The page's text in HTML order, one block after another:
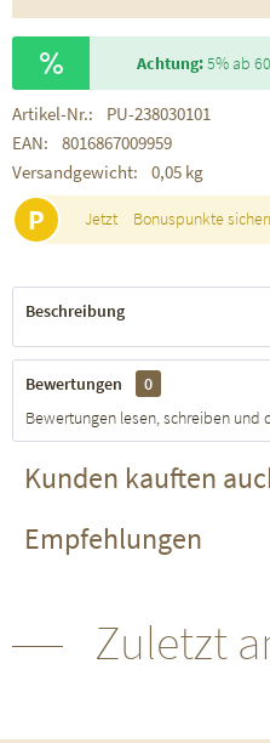
Achtung:5% ab
Artikel-Nr.:
PU-238030101
EAN:
8016867009959
Versandgewicht:
0,05 kg
P Jetzt Bonuspunkte
Beschreibung
Bewertungen
0
Bewertungen lesen, schreiben und
Kunden kauften
Empfehlungen
Zuletzt